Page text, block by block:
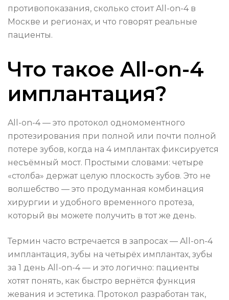
противопоказания, сколько стоит All-on-4 в
Москве и регионах, и что говорят реальные
пациенты.
Что такое All-on-4
имплантация?
All-on-4 — это протокол одномоментного
протезирования при полной или почти полной
потере зубов, когда на 4 имплантах фиксируется
несъёмный мост. Простыми словами: четыре
«столба» держат целую плоскость зубов. Это не
волшебство — это продуманная комбинация
хирургии и удобного временного протеза,
который вы можете получить в тот же день.
Термин часто встречается в запросах — All-on-4
имплантация, зубы на четырёх имплантах, зубы
за 1 день All-on-4 — и это логично: пациенты
хотят понять, как быстро вернётся функция
жевания и эстетика. Протокол разработан так,